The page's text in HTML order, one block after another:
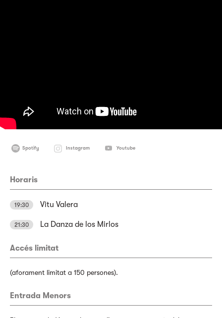
Spotify Instagram Youtube
Horaris
19:30 Vitu Valera
21:30 La Danza de los Mirlos
Accés limitat
(aforament limitat a 150 persones).
Entrada Menors